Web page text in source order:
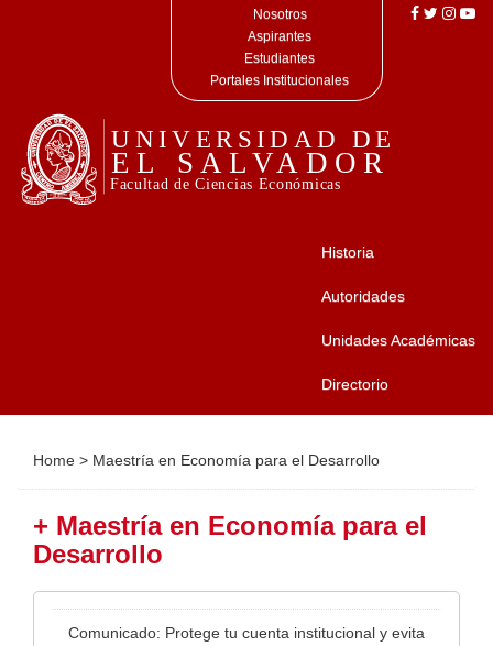
Nosotros
Aspirantes
Estudiantes
Portales Institucionales
Historia
Autoridades
Unidades Académicas
Directorio
Home > Maestría en Economía para el Desarrollo
+ Maestría en Economía para el
Desarrollo
Comunicado: Protege tu cuenta institucional y evita